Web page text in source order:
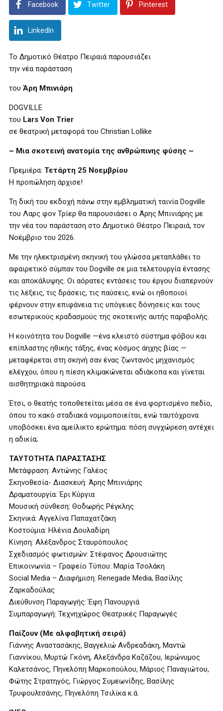
Facebook Twitter Pinterest
LinkedIn
Το Δημοτικό Θέατρο Πειραιά παρουσιάζει
την νέα παράσταση
του Άρη Μπινιάρη
DOGVILLE
του Lars Von Trier
σε θεατρική μεταφορά του Christian Lollike
~ Μια σκοτεινή ανατομία της ανθρώπινης φύσης ~
Πρεμιέρα: Τετάρτη 25 Νοεμβρίου
Η προπώληση άρχισε!
Τη δική του εκδοχή πάνω στην εμβληματική ταινία Dogville
του Λαρς φον Τρίερ θα παρουσιάσει ο Άρης Μπινιάρης με
την νέα του παράσταση στο Δημοτικό Θέατρο Πειραιά, τον
Νοέμβριο του 2026.
Με την ηλεκτρισμένη σκηνική του γλώσσα μεταπλάθει το
αφαιρετικό σύμπαν του Dogville σε μια τελετουργία έντασης
και αποκάλυψης. Οι αόρατες εντάσεις του έργου διαπερνούν
τις λέξεις, τις δράσεις, τις παύσεις, ενώ οι ηθοποιοί
φέρνουν στην επιφάνεια τις υπόγειες δόνησεις και τους
εσωτερικούς κραδασμούς της σκοτεινής αυτής παραβολής.
Η κοινότητα του Dogville —ένα κλειστό σύστημα φόβου και
επίπλαστης ηθικής τάξης, ένας κόσμος άηχης βίας —
μεταφέρεται στη σκηνή σαν ένας ζωντανός μηχανισμός
ελέγχου, όπου η πίεση κλιμακώνεται αδιάκοπα και γίνεται
αισθητηριακά παρούσα.
Έτσι, ο θεατής τοποθετείται μέσα σε ένα φορτισμένο πεδίο,
όπου το κακό σταδιακά νομιμοποιείται, ενώ ταυτόχρονα
υποβόσκει ένα αμείλικτο ερώτημα: πόση συγχώρεση αντέχει
η αδικία;
ΤΑΥΤΟΤΗΤΑ ΠΑΡΑΣΤΑΣΗΣ
Μετάφραση: Αντώνης Γαλέος
Σκηνοθεσία- Διασκευή: Άρης Μπινιάρης
Δραματουργία: Έρι Κύργια
Μουσική σύνθεση: Θοδωρής Ρέγκλης
Σκηνικά: Αγγελίνα Παπαχατζάκη
Κοστούμια: Ηλένια Δουλαδίρη
Κίνηση: Αλέξανδρος Σταυρόπουλος
Σχεδιασμός φωτισμών: Στέφανος Δρουσιώτης
Επικοινωνία – Γραφείο Τύπου: Μαρία Τσολάκη
Social Media – Διαφήμιση: Renegade Media, Βασίλης
Ζαρκαδούλας
Διεύθυνση Παραγωγής: Έφη Πανουργιά
Συμπαραγωγή: Τεχνηχώρος Θεατρικές Παραγωγές
Παίζουν (Με αλφαβητική σειρά)
Γιάννης Αναστασάκης, Βαγγελιώ Ανδρεαδάκη, Μαντώ
Γιαννίκου, Μυρτώ Γκόνη, Αλεξάνδρα Καζάζου, Ιερώνυμος
Καλετσάνος, Πηνελόπη Μαρκοπούλου, Μάριος Παναγιώτου,
Φώτης Στρατηγός, Γιώργος Συμεωνίδης, Βασίλης
Τρυφουλτσάνης, Πηνελόπη Τσιλίκα κ.ά.